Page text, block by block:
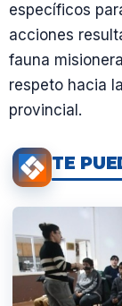
específicos
acciones
fauna
respeto hacia
provincial.
TE